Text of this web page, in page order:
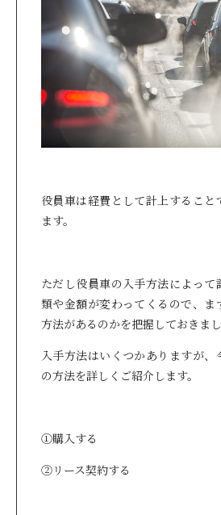
役員車は経費として計上すること
ます。
ただし役員車の入手方法によって
類や金額が変わってくるので、ま
方法があるのかを把握しておきまし
入手方法はいくつかありますが、
の方法を詳しくご紹介します。
①購入する
②リース契約する